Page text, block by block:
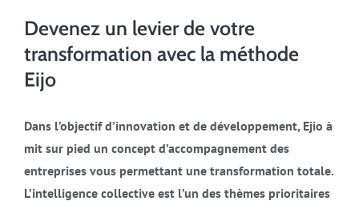
Devenez un levier de votre
transformation avec la méthode
Eijo
Dans l’objectif d’innovation et de développement, Ejio à
mit sur pied un concept d’accompagnement des
entreprises vous permettant une transformation totale.
L’intelligence collective est l’un des thèmes prioritaires